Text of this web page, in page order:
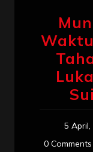
5 April,
0 Comments